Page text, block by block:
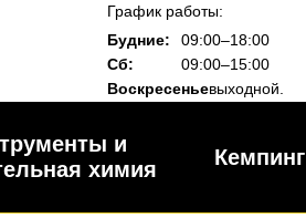
График работы:
Будние:
09:00–18:00
Сб:
09:00–15:00
Воскресеньевыходной.
и
химия
Кемпинг